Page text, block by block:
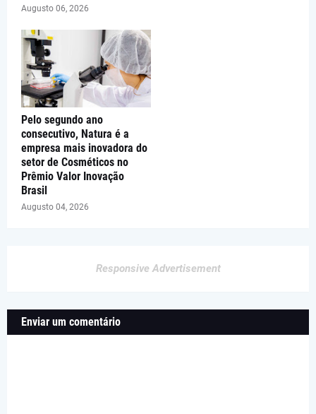
Augusto 06, 2026
Pelo segundo ano
consecutivo, Natura é a
empresa mais inovadora do
setor de Cosméticos no
Prêmio Valor Inovação
Brasil
Augusto 04, 2026
Responsive Advertisement
Enviar um comentário